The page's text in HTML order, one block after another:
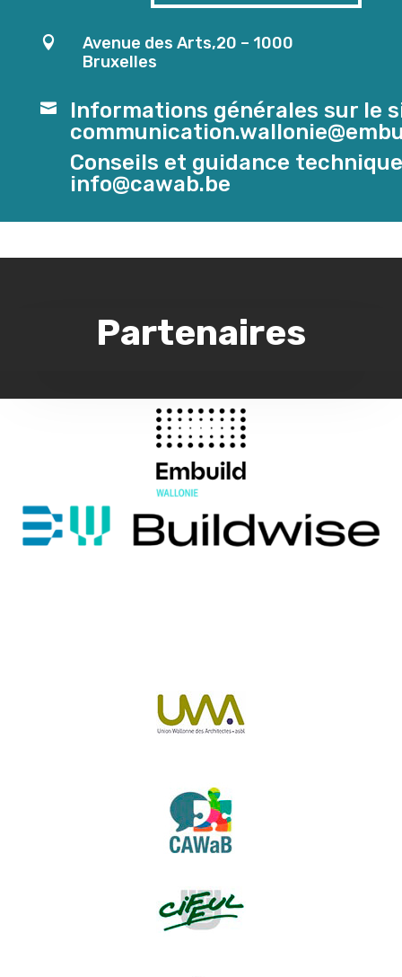

Avenue des Arts,20 – 1000
Bruxelles

Informations générales sur le
Conseils et guidance
info@cawab.be
Partenaires